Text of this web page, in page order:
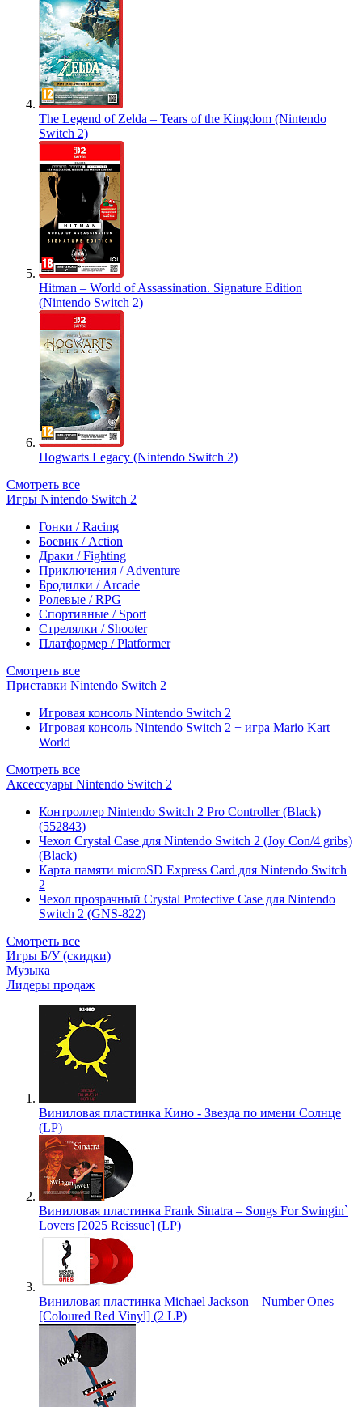
The Legend of Zelda – Tears of the Kingdom (Nintendo
Switch 2)
Hitman – World of Assassination. Signature Edition
(Nintendo Switch 2)
Hogwarts Legacy (Nintendo Switch 2)
Смотреть все
Игры Nintendo Switch 2
Гонки / Racing
Боевик / Action
Драки / Fighting
Приключения / Adventure
Бродилки / Arcade
Ролевые / RPG
Спортивные / Sport
Стрелялки / Shooter
Платформер / Platformer
Смотреть все
Приставки Nintendo Switch 2
Игровая консоль Nintendo Switch 2
Игровая консоль Nintendo Switch 2 + игра Mario Kart
World
Смотреть все
Аксессуары Nintendo Switch 2
Контроллер Nintendo Switch 2 Pro Controller (Black)
(552843)
Чехол Сrystal Сase для Nintendo Switch 2 (Joy Con/4 gribs)
(Black)
Карта памяти microSD Express Card для Nintendo Switch
2
Чехол прозрачный Crystal Protective Case для Nintendo
Switch 2 (GNS-822)
Смотреть все
Игры Б/У (скидки)
Музыка
Лидеры продаж
Виниловая пластинка Кино - Звезда по имени Солнце
(LP)
Виниловая пластинка Frank Sinatra – Songs For Swingin`
Lovers [2025 Reissue] (LP)
Виниловая пластинка Michael Jackson – Number Ones
[Coloured Red Vinyl] (2 LP)